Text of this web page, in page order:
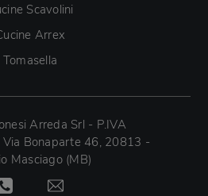
Scavolini
Arrex
Tomasella
Arreda Srl - P.IVA
Bonaparte 46, 20813 -
Masciago (MB)